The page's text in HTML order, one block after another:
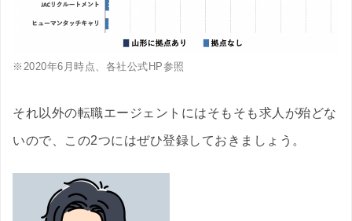
※2020年6月時点、各社公式HP参照
それ以外の転職エージェントにはそもそも求人が殆どな
いので、この2つにはぜひ登録しておきましょう。